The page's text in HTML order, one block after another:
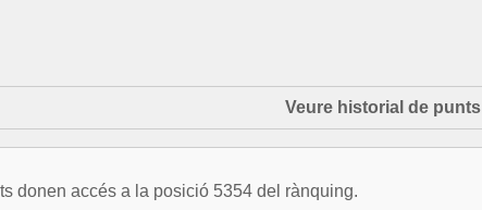
Veure historial de punts
donen accés a la posició 5354 del rànquing.